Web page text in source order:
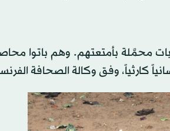
محمَّلة بأمتعتهم. وهم باتوا
كارثياً، وفق وكالة الصحافة